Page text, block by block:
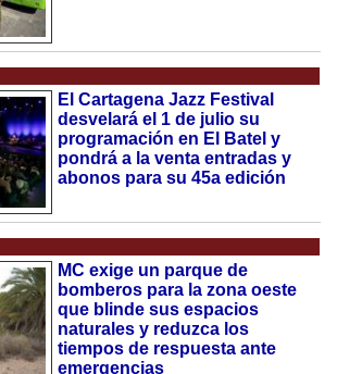
El Cartagena Jazz Festival
desvelará el 1 de julio su
programación en El Batel y
pondrá a la venta entradas y
abonos para su 45a edición
MC exige un parque de
bomberos para la zona oeste
que blinde sus espacios
naturales y reduzca los
tiempos de respuesta ante
emergencias